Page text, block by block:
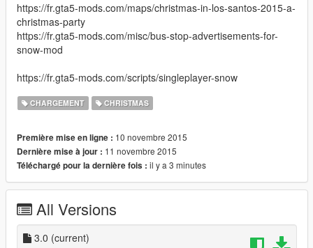
https://fr.gta5-mods.com/maps/christmas-in-los-santos-2015-a-
christmas-party
https://fr.gta5-mods.com/misc/bus-stop-advertisements-for-
snow-mod
https://fr.gta5-mods.com/scripts/singleplayer-snow
CHARGEMENT CHRISTMAS
Première mise en ligne : 10 novembre 2015
Dernière mise à jour : 11 novembre 2015
Téléchargé pour la dernière fois : il y a 3 minutes
All Versions
3.0 (current)